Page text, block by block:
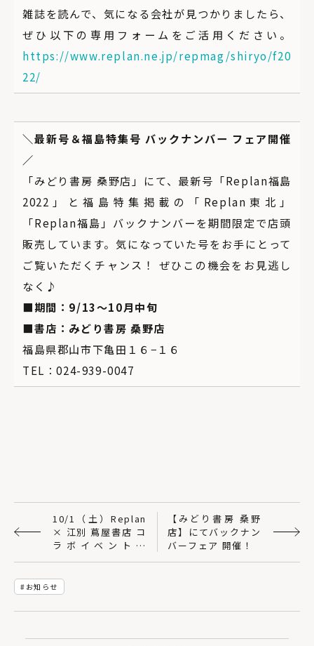
雑誌を読んで、気になる会社が見つかりましたら、
ぜひ以下の専用フォームをご活用ください。
https://www.replan.ne.jp/repmag/shiryo/f20
22/
＼最新号＆福島特集号 バックナンバー フェア開催
／
「みどり書房 桑野店」にて、最新号「Replan福島
2022」と福島特集掲載の「Replan東北」
「Replan福島」バックナンバーを期間限定で店頭
販売しています。気になっていた号をお手にとって
ご覧いただくチャンス！ ぜひこの機会をお見逃し
なく♪
■期間：9/13〜10月中旬
■書店：みどり書房 桑野店
福島県郡山市下亀田１６−１６
TEL：024-939-0047
10/1（土）Replan
× 江別 蔦屋書店 コ
ラボイベント開
催！！
【みどり書房 桑野
店】にてバックナン
バーフェア 開催！
お知らせ